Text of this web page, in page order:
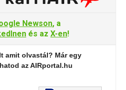
Newson, a
és az X-en!
amit olvastál? Már egy
az AIRportal.hu